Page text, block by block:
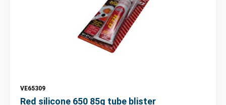
VE65309
Red silicone 650 85g tube blister